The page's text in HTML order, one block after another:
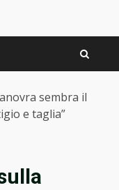
sembra il
e taglia”